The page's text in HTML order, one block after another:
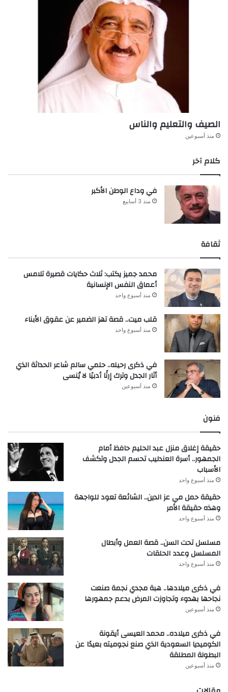
الصيف والتعليم والناس
منذ أسبوعين
كلام آخر
في وداع الوطن الأكبر
منذ 3 أسابيع
ثقافة
محمد جميز يكتب: ثلاث حكايات قصيرة تلامس
أعماق النفس الإنسانية
منذ أسبوع واحد
قلب ميت.. قصة تهز الضمير عن عقوق الأبناء
منذ أسبوع واحد
في ذكرى رحيله.. حلمي سالم شاعر الحداثة الذي
أثار الجدل وترك إرثًا أدبيًا لا يُنسى
منذ أسبوعين
فنون
حقيقة إغلاق منزل عبد الحليم حافظ أمام
الجمهور.. أسرة العندليب تحسم الجدل وتكشف
الأسباب
منذ أسبوع واحد
حقيقة حمل مي عز الدين.. الشائعة تعود للواجهة
وهذه حقيقة الأمر
منذ أسبوع واحد
مسلسل تحت السن.. قصة العمل وأبطال
المسلسل وعدد الحلقات
منذ أسبوع واحد
في ذكرى ميلادها.. هبة مجدي نجمة صنعت
نجاحها بهدوء وتجاوزت المرض بدعم جمهورها
منذ أسبوعين
في ذكرى ميلاده.. محمد العيسى أيقونة
الكوميديا السعودية الذي صنع نجوميته بعيدًا عن
البطولة المطلقة
منذ أسبوعين